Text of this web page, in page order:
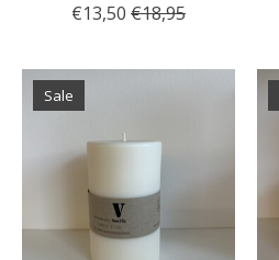
€13,50 €18,95
Sale